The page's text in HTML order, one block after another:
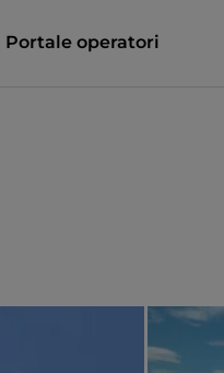
Portale operatori